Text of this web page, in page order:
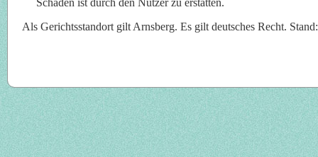
Als Gerichtsstandort gilt Arnsberg. Es gilt deutsches Recht.